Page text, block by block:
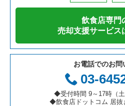
カフェの居抜き売却物件の案件一覧
テイクアウトの居抜き売却物件の案
お弁当・惣菜・デリの居抜き売却物
カラオケ・パブ・スナックの居抜き
愛知県の飲食店の居抜き売却物件の
岐阜県の飲食店の居抜き売却物件の
三重県の飲食店の居抜き売却物件の
大阪市福島区の飲食店の居抜き売却
豊中市の飲食店の居抜き売却物件の
大阪市都島区の飲食店の居抜き売却
大阪市阿倍野区の飲食店の居抜き売
大阪府の焼肉の居抜き売却物件の案
大阪府の鉄板焼き・お好み焼の居抜
大阪府のアジア料理の居抜き売却物
大阪府のカフェの居抜き売却物件の
飲食店専門
売却支援サービス
お電話でのお問
03-
◆受付時間 9～17時（土
◆飲食店ドットコム 居抜